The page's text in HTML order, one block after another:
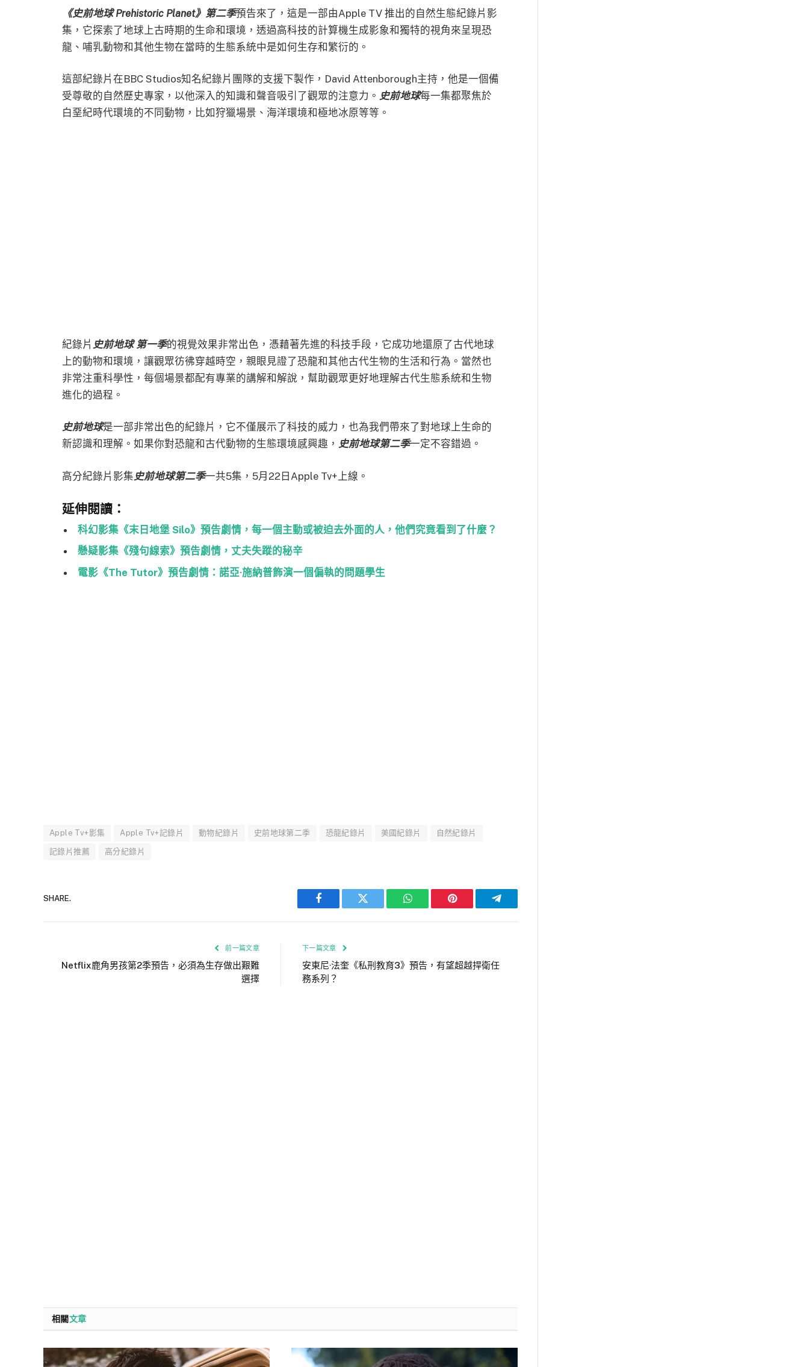
《史前地球 Prehistoric Planet》第二季預告來了，這是一部由Apple TV 推出的自然生態紀錄片影
集，它探索了地球上古時期的生命和環境，透過高科技的計算機生成影象和獨特的視角來呈現恐
龍、哺乳動物和其他生物在當時的生態系統中是如何生存和繁衍的。
這部紀錄片在BBC Studios知名紀錄片團隊的支援下製作，David Attenborough主持，他是一個備
受尊敬的自然歷史專家，以他深入的知識和聲音吸引了觀眾的注意力。 史前地球每一集都聚焦於
白堊紀時代環境的不同動物，比如狩獵場景、海洋環境和極地冰原等等。
紀錄片 史前地球 第一季的視覺效果非常出色，憑藉著先進的科技手段，它成功地還原了古代地球
上的動物和環境，讓觀眾彷彿穿越時空，親眼見證了恐龍和其他古代生物的生活和行為。當然也
非常注重科學性，每個場景都配有專業的講解和解說，幫助觀眾更好地理解古代生態系統和生物
進化的過程。
史前地球是一部非常出色的紀錄片，它不僅展示了科技的威力，也為我們帶來了對地球上生命的
新認識和理解。如果你對恐龍和古代動物的生態環境感興趣， 史前地球第二季一定不容錯過。
高分紀錄片影集 史前地球第二季一共5集，5月22日Apple Tv+上線。
延伸閱讀：
科幻影集《末日地堡 Silo》預告劇情，每一個主動或被迫去外面的人，他們究竟看到了什麼？
懸疑影集《殘句線索》預告劇情，丈夫失蹤的秘辛
電影《The Tutor》預告劇情：諾亞·施納普飾演一個偏執的問題學生
Apple Tv+影集 Apple Tv+記錄片 動物紀錄片 史前地球第二季 恐龍紀錄片 美國紀錄片 自然紀錄片
記錄片推薦 高分紀錄片
SHARE.
Facebook Twitter WhatsAppPinterest Telegram
前一篇文章
Netflix鹿角男孩第2季預告，必須為生存做出艱難
選擇
下一篇文章
安東尼·法奎《私刑教育3》預告，有望超越捍衛任
務系列？
相關文章